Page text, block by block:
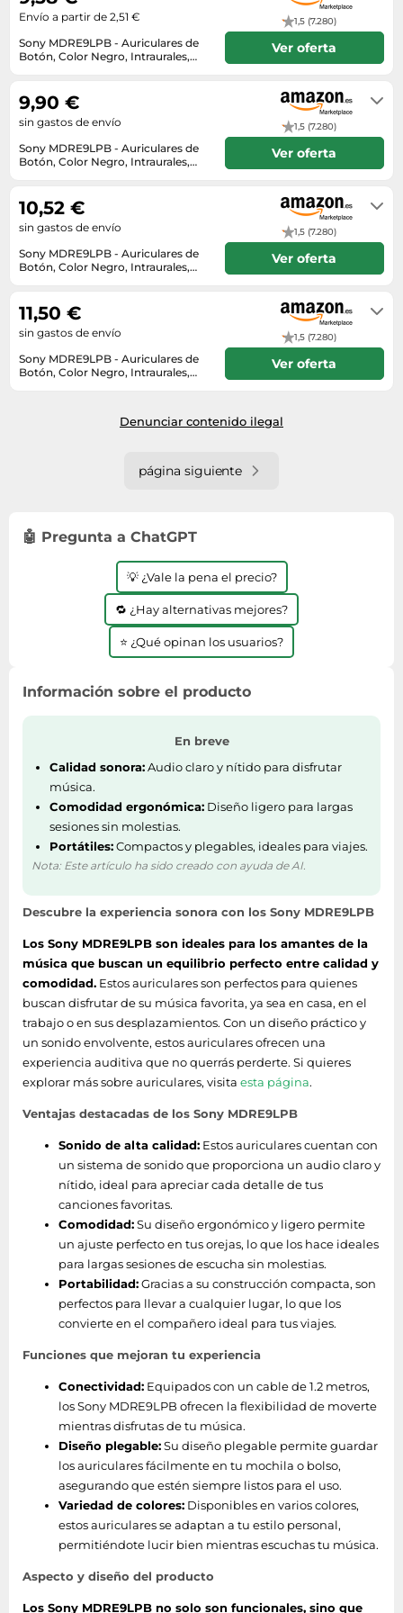
Sony MDRE9LPB - Auriculares de
Botón, Color Negro, Intraurales,
1,5 (7.280)
Envío a partir de 2,51 €
Ver oferta
Sony MDRE9LPB - Auriculares de
Botón, Color Negro, Intraurales,
1,5 (7.280)
9,90 €
sin gastos de envío
Ver oferta
Sony MDRE9LPB - Auriculares de
Botón, Color Negro, Intraurales,
1,5 (7.280)
10,52 €
sin gastos de envío
Ver oferta
Sony MDRE9LPB - Auriculares de
Botón, Color Negro, Intraurales,
1,5 (7.280)
11,50 €
sin gastos de envío
Ver oferta
página siguiente
Denunciar contenido ilegal
🤖 Pregunta a ChatGPT
💡 ¿Vale la pena el precio?
🔁 ¿Hay alternativas mejores?
⭐ ¿Qué opinan los usuarios?
Información sobre el producto
En breve
Calidad sonora:Audio claro y nítido para disfrutar
música.
Comodidad ergonómica: Diseño ligero para largas
sesiones sin molestias.
Portátiles:Compactos y plegables, ideales para viajes.
Nota: Este artículo ha sido creado con ayuda de AI.
Descubre la experiencia sonora con los Sony MDRE9LPB
Los Sony MDRE9LPB son ideales para los amantes de la
música que buscan un equilibrio perfecto entre calidad y
comodidad. Estos auriculares son perfectos para quienes
buscan disfrutar de su música favorita, ya sea en casa, en el
trabajo o en sus desplazamientos. Con un diseño práctico y
un sonido envolvente, estos auriculares ofrecen una
experiencia auditiva que no querrás perderte. Si quieres
explorar más sobre auriculares, visita esta página.
Ventajas destacadas de los Sony MDRE9LPB
Sonido de alta calidad: Estos auriculares cuentan con
un sistema de sonido que proporciona un audio claro y
nítido, ideal para apreciar cada detalle de tus
canciones favoritas.
Comodidad:Su diseño ergonómico y ligero permite
un ajuste perfecto en tus orejas, lo que los hace ideales
para largas sesiones de escucha sin molestias.
Portabilidad:Gracias a su construcción compacta, son
perfectos para llevar a cualquier lugar, lo que los
convierte en el compañero ideal para tus viajes.
Funciones que mejoran tu experiencia
Conectividad: Equipados con un cable de 1.2 metros,
los Sony MDRE9LPB ofrecen la flexibilidad de moverte
mientras disfrutas de tu música.
Diseño plegable:Su diseño plegable permite guardar
los auriculares fácilmente en tu mochila o bolso,
asegurando que estén siempre listos para el uso.
Variedad de colores: Disponibles en varios colores,
estos auriculares se adaptan a tu estilo personal,
permitiéndote lucir bien mientras escuchas tu música.
Aspecto y diseño del producto
Los Sony MDRE9LPB no solo son funcionales, sino que